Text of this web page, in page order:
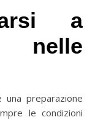
a
nelle
preparazione
le condizioni